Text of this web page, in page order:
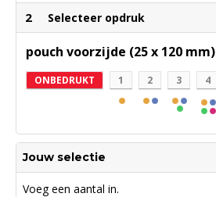
2 Selecteer opdruk
pouch voorzijde (25 x 120 mm)
ONBEDRUKT 1 2 3 4
Jouw selectie
Voeg een aantal in.